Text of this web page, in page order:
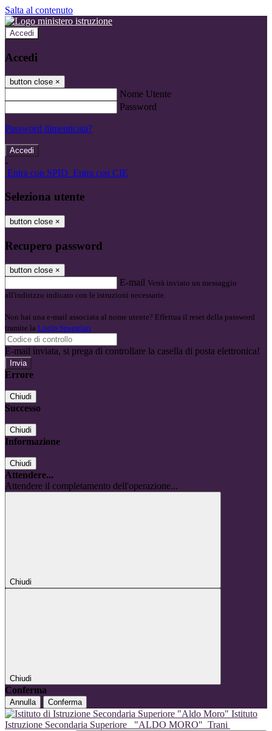
Salta al contenuto
Accedi
Accedi
button close ×
Nome Utente
Password
Password dimenticata?
-
Entra con SPID Entra con CIE
Seleziona utente
button close ×
Recupero password
button close ×
E-mail Verrà inviato un messaggio
all'indirizzo indicato con le istruzioni necessarie.
Non hai una e-mail associata al nome utente? Effettua il reset della password
tramite la Login Spaggiari
E-mail inviata, si prega di controllare la casella di posta elettronica!
Errore
Chiudi
Successo
Chiudi
Informazione
Chiudi
Attendere...
Attendere il completamento dell'operazione...
Chiudi
Chiudi
Conferma
Annulla Conferma
Istituto
Istruzione Secondaria Superiore
"ALDO MORO" Trani